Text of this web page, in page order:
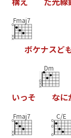
Fmaj7
ボケナスど
いっそ
Dm
なに
Fmaj7 C/E